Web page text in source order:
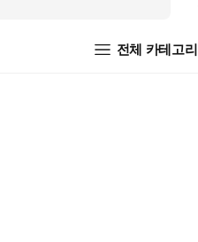
전체 카테고리